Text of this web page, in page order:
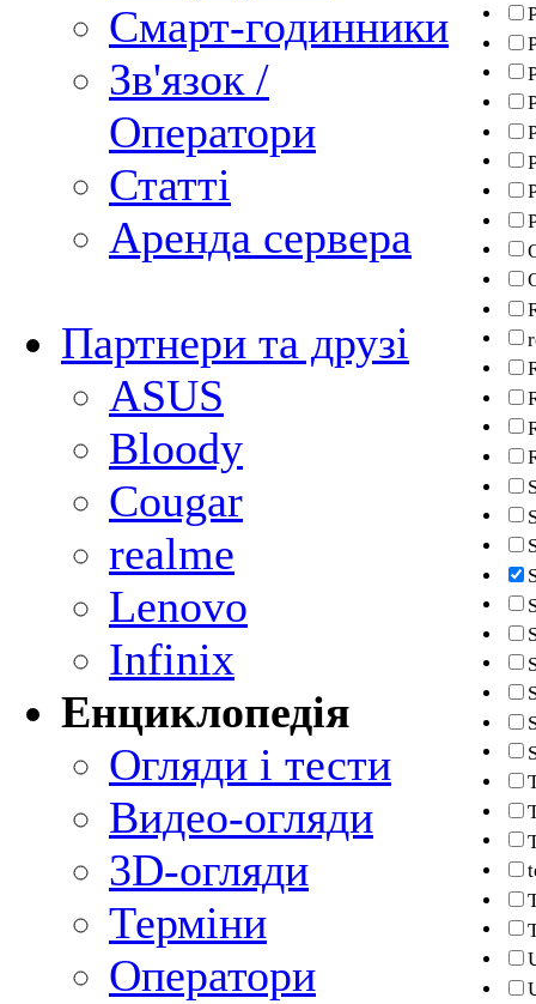
Смарт-годинники
Зв'язок /
Оператори
Статті
Аренда сервера
Партнери та друзі
ASUS
Bloody
Cougar
realme
Lenovo
Infinix
Енциклопедія
Огляди і тести
Видео-огляди
3D-огляди
Терміни
Оператори